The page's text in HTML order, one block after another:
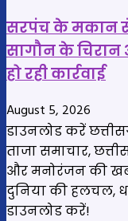
सरपंच के मकान
सागौन के
हो रही कार्रवाई
August 5, 2026
डाउनलोड करें
ताजा समाचार,
और मनोरंजन की
दुनिया की हलचल,
डाउनलोड करें!